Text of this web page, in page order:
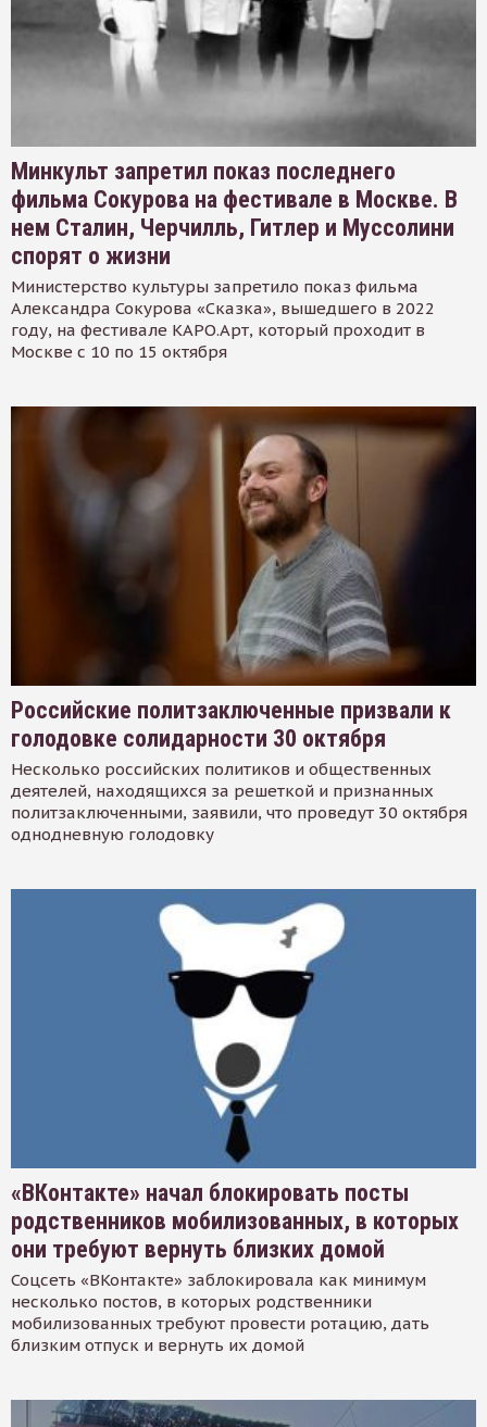
Минкульт запретил показ последнего
фильма Сокурова на фестивале в Москве. В
нем Сталин, Черчилль, Гитлер и Муссолини
спорят о жизни
Министерство культуры запретило показ фильма
Александра Сокурова «Сказка», вышедшего в 2022
году, на фестивале КАРО.Арт, который проходит в
Москве с 10 по 15 октября
Российские политзаключенные призвали к
голодовке солидарности 30 октября
Несколько российских политиков и общественных
деятелей, находящихся за решеткой и признанных
политзаключенными, заявили, что проведут 30 октября
однодневную голодовку
«ВКонтакте» начал блокировать посты
родственников мобилизованных, в которых
они требуют вернуть близких домой
Соцсеть «ВКонтакте» заблокировала как минимум
несколько постов, в которых родственники
мобилизованных требуют провести ротацию, дать
близким отпуск и вернуть их домой